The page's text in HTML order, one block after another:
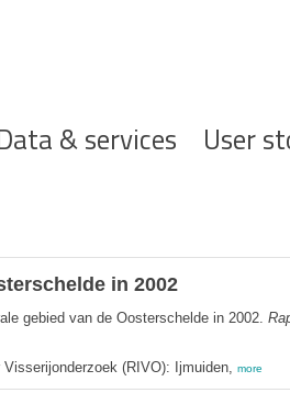
& services User
in 2002
gebied van de Oosterschelde in 2002.
(RIVO): Ijmuiden, more